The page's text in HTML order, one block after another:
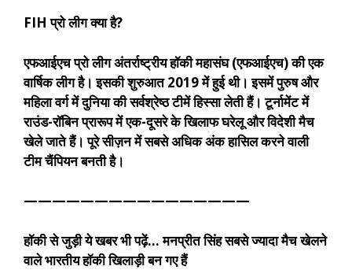
FIH प्रो लीग क्या है?
एफआईएच प्रो लीग अंतर्राष्ट्रीय हॉकी महासंघ (एफआईएच) की एक
वार्षिक लीग है। इसकी शुरुआत 2019 में हुई थी। इसमें पुरुष और
महिला वर्ग में दुनिया की सर्वश्रेष्ठ टीमें हिस्सा लेती हैं। टूर्नामेंट में
राउंड-रॉबिन प्रारूप में एक-दूसरे के खिलाफ घरेलू और विदेशी मैच
खेले जाते हैं। पूरे सीज़न में सबसे अधिक अंक हासिल करने वाली
टीम चैंपियन बनती है।
————————————————
हॉकी से जुड़ी ये खबर भी पढ़ें… मनप्रीत सिंह सबसे ज्यादा मैच खेलने
वाले भारतीय हॉकी खिलाड़ी बन गए हैं